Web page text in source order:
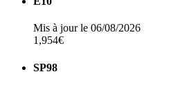
Mis à jour le 06/08/2026
1,954€
SP98